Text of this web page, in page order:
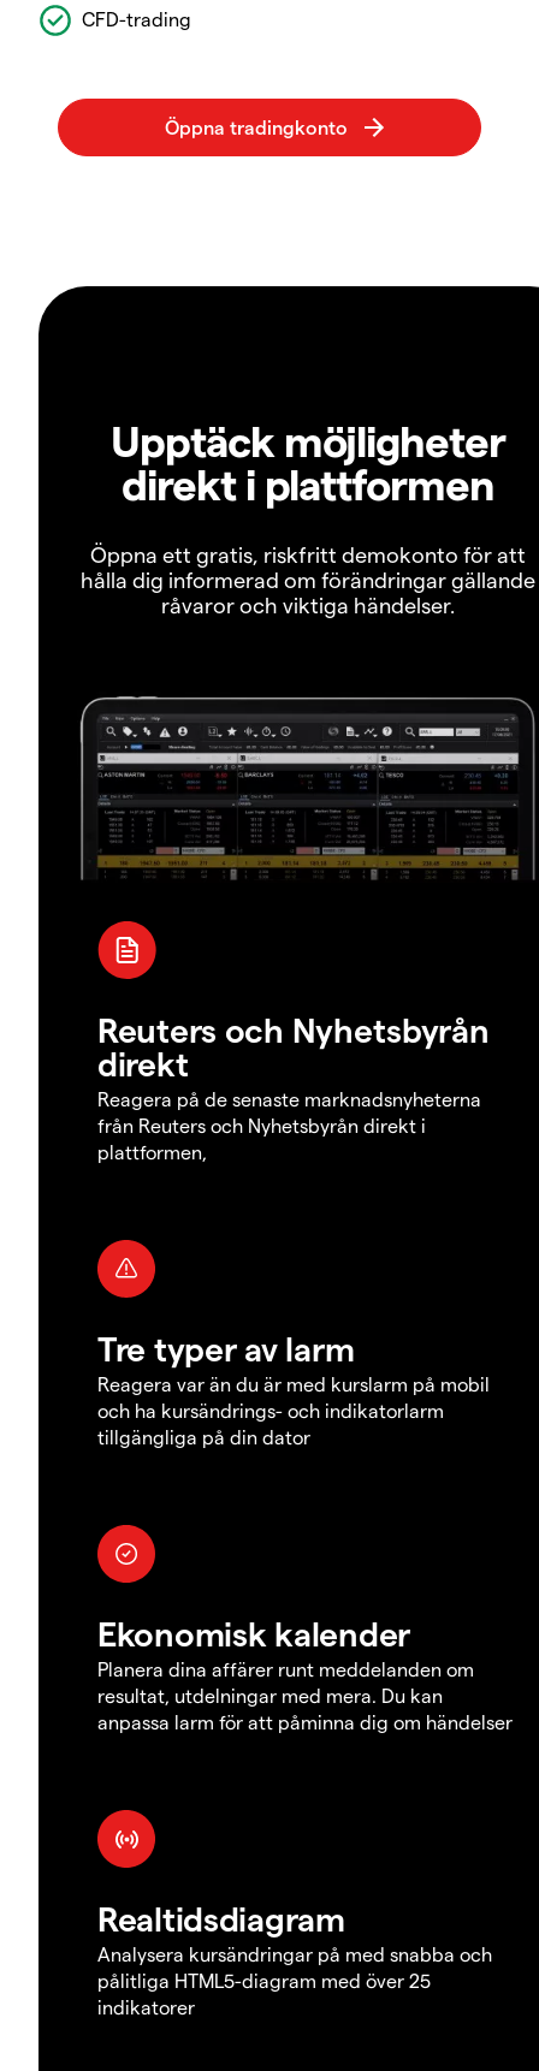
CFD-trading
Upptäck möjligheter
direkt i plattformen
Öppna ett gratis, riskfritt demokonto för att
hålla dig informerad om förändringar gällande
råvaror och viktiga händelser.
Reuters och Nyhetsbyrån
direkt
Reagera på de senaste marknadsnyheterna
från Reuters och Nyhetsbyrån direkt i
plattformen,
Tre typer av larm
Reagera var än du är med kurslarm på mobil
och ha kursändrings- och indikatorlarm
tillgängliga på din dator
Ekonomisk kalender
Planera dina affärer runt meddelanden om
resultat, utdelningar med mera. Du kan
anpassa larm för att påminna dig om händelser
Realtidsdiagram
Analysera kursändringar på med snabba och
pålitliga HTML5-diagram med över 25
indikatorer